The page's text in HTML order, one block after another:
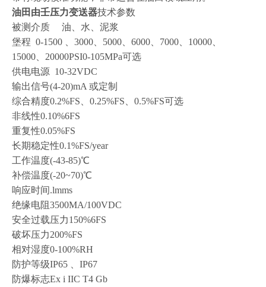
油田由壬压力变送器技术参数
被测介质
油、水、泥浆
堡程 0-1500 、3000、5000、6000、7000、10000、
15000、20000PSI0-105MPa可选
供电电源 10-32VDC
输出信号(4-20)mA 或定制
综合精度0.2%FS、0.25%FS、0.5%FS可选
非线性0.10%6FS
重复性0.05%FS
长期稳定性0.1%FS/year
工作温度(-43-85)℃
补偿温度(-20~70)℃
响应时间.lmms
绝缘电阻3500MA/100VDC
安全过载压力150%6FS
破坏压力200%FS
相对湿度0-100%RH
防护等级IP65 、IP67
防爆标志Ex i IIC T4 Gb